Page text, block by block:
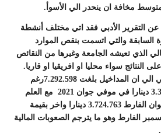
مخافة ان ينحدر الي الأسوأ.
عن التقرير الأدبي فقد اتي مختلف أنشطة
السابقة والتي اتسمت بنقص الموارد
الذي تعيشه الجامعة وغيرها من النقائص
النتائج سواء محليا او افريقيا او قاريا.
في حين أشار التقرير المالي الي ان المداخيل بلغت 7.292.598رغم
تقلصها الي مستوى 3.300.493 دينارا في موفي جوان 2021 مع العلم
وان العجز بلغ الي موفي جوان الفارط 3.724.763 دينارا واخر بقيمة
غاية ديسمبر الفارط وهو ما يترجم الصعوبات المالية